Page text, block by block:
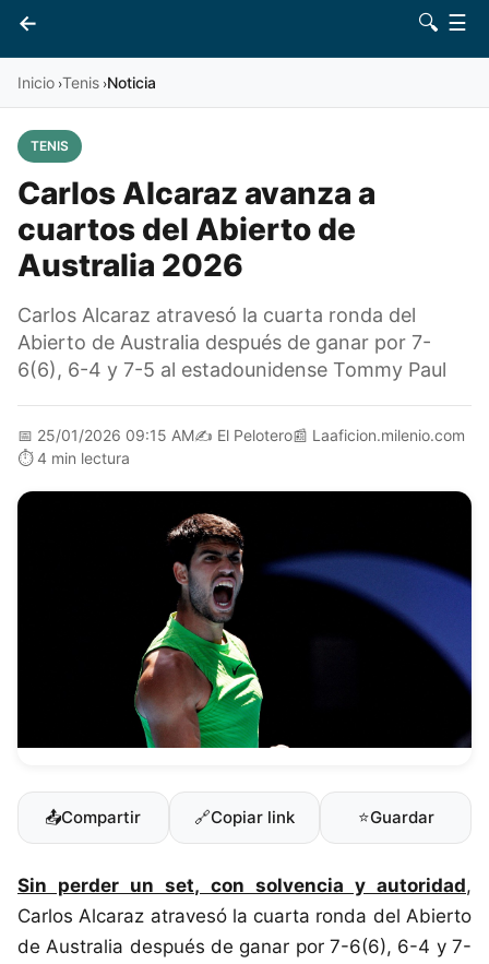
←
Vives 🔍 ☰
Inicio ›Tenis ›Noticia
TENIS
Carlos Alcaraz avanza a
cuartos del Abierto de
Australia 2026
Carlos Alcaraz atravesó la cuarta ronda del
Abierto de Australia después de ganar por 7-
6(6), 6-4 y 7-5 al estadounidense Tommy Paul
📅 25/01/2026 09:15 AM✍️ El Pelotero📰 Laaficion.milenio.com
⏱️ 4 min lectura
📤Compartir 🔗Copiar link ⭐Guardar
Sin perder un set, con solvencia y autoridad,
Carlos Alcaraz atravesó la cuarta ronda del Abierto
de Australia después de ganar por 7-6(6), 6-4 y 7-